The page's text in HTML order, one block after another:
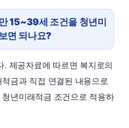
15~39세 조건을 청년미
면 되나요?
. 제공자료에 따르면 복지로의
금과 직접 연결된 내용으로
년미래적금 조건으로 적용하